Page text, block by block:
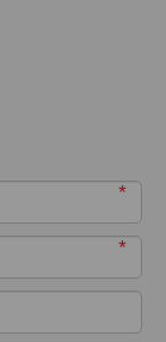
*
*